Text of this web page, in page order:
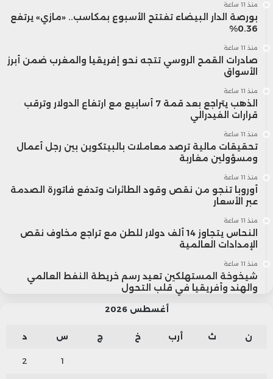
حاسمة أمام الشباب لتوفير الدفعة الأولى
اليوم، فيصل هذا الدعم المالي في كثير من
الحالات بعد أن يكون المستفيد قد اشترى
منزله بالفعل، أو أصبح مرتبطًا بقرض عقاري
طويل الأجل.
وتشير بيانات منظمة التعاون الاقتصادي
والتنمية (OECD) إلى أن أسعار العقارات في
معظم الاقتصادات المتقدمة ارتفعت خلال
العقدين الماضيين بوتيرة أسرع من نمو دخول
الأسر، ما جعل دخول سوق السكن أكثر صعوبة
أمام الأجيال الجديدة.
منذ 11 ساعة
بورصة الدار البيضاء تفتتح الأسبوع بمكاسب.. «مازي» يرتفع
0.36%
منذ 11 ساعة
صادرات القمح الروسي تتجه نحو إفريقيا والمغرب ضمن أبرز
الأسواق
منذ 11 ساعة
الذهب يتراجع بعد قمة 7 أسابيع مع ارتفاع الدولار وترقب
قرارات الفيدرالي
منذ 11 ساعة
تحقيقات مالية ترصد معاملات بالبيتكوين بين رجل أعمال
ومسؤولين مغاربة
منذ 11 ساعة
أوروبا تنجو من نقص وقود الطائرات وتدفع فاتورة الصدمة
عبر الأسعار
منذ 11 ساعة
النحاس يتجاوز 14 ألف دولار للطن مع تراجع مخاوف نقص
الإمدادات العالمية
منذ 11 ساعة
شيخوخة المستهلكين تعيد رسم خريطة النفط العالمي
والهند وأفريقيا في قلب التحول
أغسطس 2026
ن ث أرب خ ج س د
1
2